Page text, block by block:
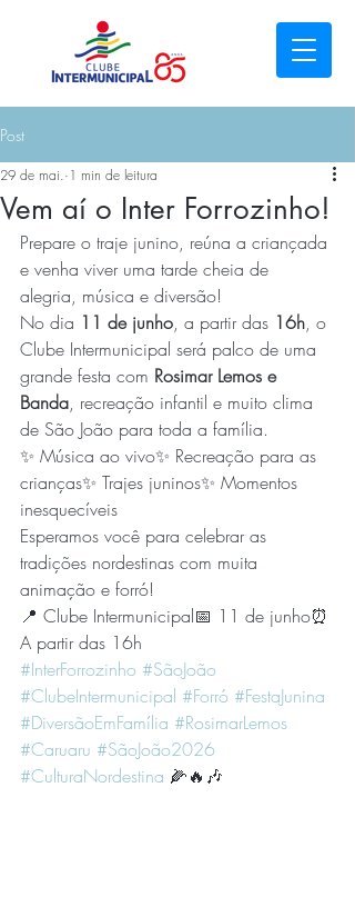
Post
Vem aí o Inter Forrozinho!
29 de mai. 1 min de leitura
Prepare o traje junino, reúna a criançada
e venha viver uma tarde cheia de
alegria, música e diversão!
No dia 11 de junho, a partir das 16h, o
Clube Intermunicipal será palco de uma
grande festa com Rosimar Lemos e
Banda, recreação infantil e muito clima
de São João para toda a família.
✨ Música ao vivo✨ Recreação para as
crianças✨ Trajes juninos✨ Momentos
inesquecíveis
Esperamos você para celebrar as
tradições nordestinas com muita
animação e forró!
📍 Clube Intermunicipal📅 11 de junho⏰
A partir das 16h
#InterForrozinho #SãoJoão
#ClubeIntermunicipal #Forró #FestaJunina
#DiversãoEmFamília #RosimarLemos
#Caruaru #SãoJoão2026
#CulturaNordestina 🌽🔥🎶